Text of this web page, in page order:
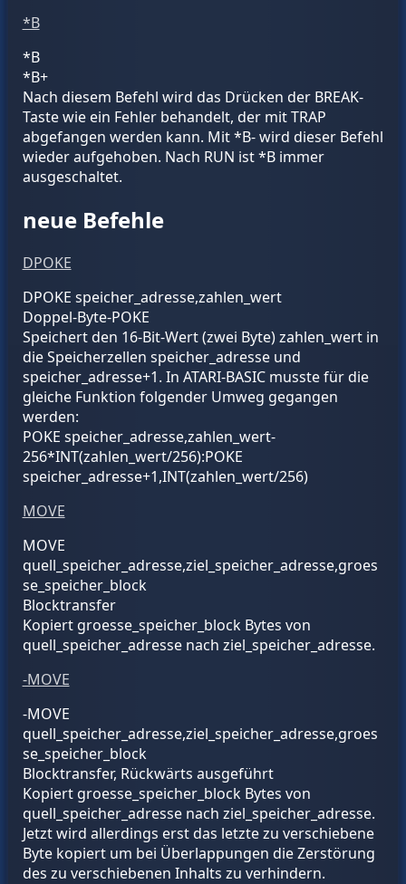
*B
*B
*B+
Nach diesem Befehl wird das Drücken der BREAK-
Taste wie ein Fehler behandelt, der mit TRAP
abgefangen werden kann. Mit *B- wird dieser Befehl
wieder aufgehoben. Nach RUN ist *B immer
ausgeschaltet.
neue Befehle
DPOKE
DPOKE speicher_adresse,zahlen_wert
Doppel-Byte-POKE
Speichert den 16-Bit-Wert (zwei Byte)zahlen_wertin
die Speicherzellen speicher_adresseund
speicher_adresse+1. In ATARI-BASIC musste für die
gleiche Funktion folgender Umweg gegangen
werden:
POKE speicher_adresse,zahlen_wert-
256*INT(zahlen_wert/256):POKE
speicher_adresse+1,INT(zahlen_wert/256)
MOVE
MOVE
quell_speicher_adresse,ziel_speicher_adresse,groes
se_speicher_block
Blocktransfer
Kopiert groesse_speicher_blockBytes von
quell_speicher_adressenach ziel_speicher_adresse.
-MOVE
-MOVE
quell_speicher_adresse,ziel_speicher_adresse,groes
se_speicher_block
Blocktransfer, Rückwärts ausgeführt
Kopiert groesse_speicher_blockBytes von
quell_speicher_adressenach ziel_speicher_adresse.
Jetzt wird allerdings erst das letzte zu verschiebene
Byte kopiert um bei Überlappungen die Zerstörung
des zu verschiebenen Inhalts zu verhindern.